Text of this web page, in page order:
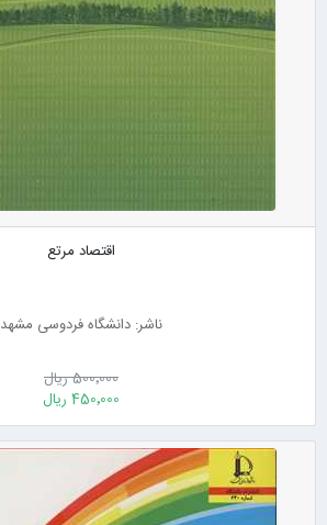
اقتصاد مرتع
ناشر: دانشگاه فردوسی مشهد
500٬000 ریال
450٬000 ریال